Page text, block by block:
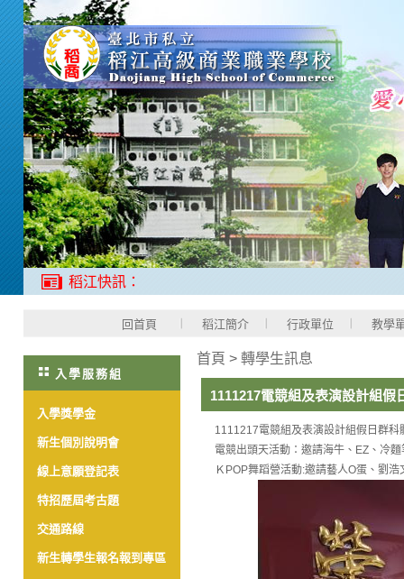
稻江快訊：
回首頁 稻江簡介 行政單位 教學
入學服務組
入學獎學金
新生個別說明會
線上意願登記表
特招歷屆考古題
交通路線
新生轉學生報名報到專區
首頁 > 轉學生訊息
1111217電競組及表演設計組假
1111217電競組及表演設計組假日群科
電競出頭天活動：邀請海牛、EZ、冷
ＫPOP舞蹈營活動:邀請藝人O蛋、劉浩